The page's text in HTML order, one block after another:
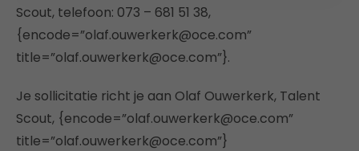
Scout, telefoon: 073 – 681 51 38,
{encode=”olaf.ouwerkerk@oce.com”
title=”olaf.ouwerkerk@oce.com”}.
Je sollicitatie richt je aan Olaf Ouwerkerk, Talent
Scout, {encode=”olaf.ouwerkerk@oce.com”
title=”olaf.ouwerkerk@oce.com”}